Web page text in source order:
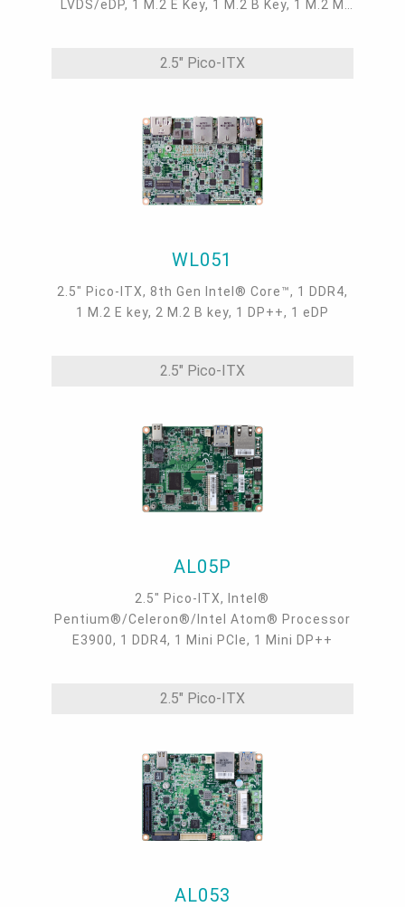
LVDS/eDP, 1 M.2 E Key, 1 M.2 B Key, 1 M.2 M
2.5" Pico-ITX
WL051
2.5" Pico-ITX, 8th Gen Intel® Core™, 1 DDR4,
1 M.2 E key, 2 M.2 B key, 1 DP++, 1 eDP
2.5" Pico-ITX
AL05P
2.5" Pico-ITX, Intel®
Pentium®/Celeron®/Intel Atom® Processor
E3900, 1 DDR4, 1 Mini PCIe, 1 Mini DP++
2.5" Pico-ITX
AL053